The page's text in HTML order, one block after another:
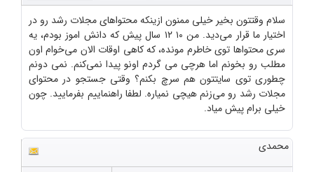
سلام وقتتون بخیر خیلی ممنون ازینکه محتواهای مجلات رشد رو در
اختیار ما قرار می‌دید. من ۱۰ ۱۲ سال پیش که دانش اموز بودم، یه
سری محتواها توی خاطرم مونده، که کاهی اوقات الان می‌خوام اون
مطلب رو بخونم اما هرچی می گردم اونو پیدا نمی‌کنم. نمی دونم
چطوری توی سایتتون هم سرچ بکنم؟ وقتی جستجو در محتوای
مجلات رشد رو می‌زنم هیچی نمیاره. لطفا راهنماییم بفرمایید. چون
خیلی برام پیش میاد.
محمدی